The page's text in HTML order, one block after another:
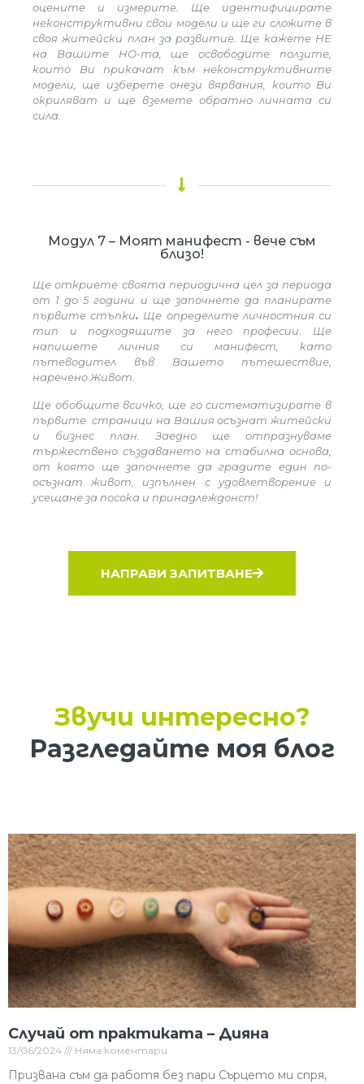
оцените и измерите. Ще идентифицирате
неконструктивни свои модели и ще ги сложите в
своя житейски план за развитие. Ще кажете НЕ
на Вашите НО-та, ще освободите ползите,
които Ви прикачат към неконструктивните
модели, ще изберете онези вярвания, които Ви
окриляват и ще вземете обратно личната си
сила.
Модул 7 – Моят манифест - вече съм
близо!
Ще откриете своята периодична цел за периода
от 1 до 5 години и ще започнете да планирате
първите стъпки. Ще определите личностния си
тип и подходящите за него професии. Ще
напишете личния си манифест, като
пътеводител във Вашето пътешествие,
наречено Живот.
Ще обобщите всичко, ще го систематизирате в
първите страници на Вашия осъзнат житейски
и бизнес план. Заедно ще отпразнуваме
тържествено създаването на стабилна основа,
от която ще започнете да градите един по-
осъзнат живот, изпълнен с удовлетворение и
усещане за посока и принадлеждонст!
НАПРАВИ ЗАПИТВАНЕ
Звучи интересно?
Разгледайте моя блог
Случай от практиката – Дияна
13/06/2024 Няма коментари
Призвана съм да работя без пари Сърцето ми спря,